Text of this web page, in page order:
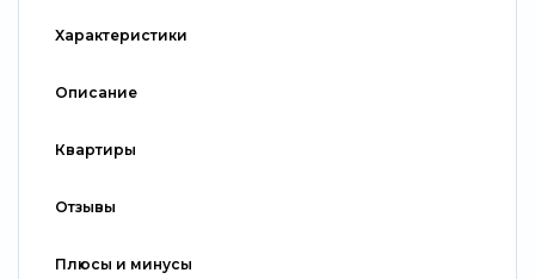
Характеристики
Описание
Квартиры
Отзывы
Плюсы и минусы